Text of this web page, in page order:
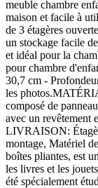
meuble chambre
maison et facile à
de 3 étagères
un stockage facile
et idéal pour la
pour chambre
30,7 cm -
les
composé de
avec un
LIVRAISON:
montage, Matériel
boîtes pliantes, est
les livres et les
été spécialement